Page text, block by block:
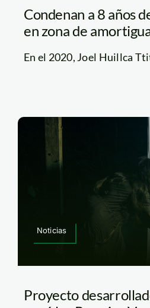
Condenan a 8 años
en zona de
En el 2020, Joel Huillca
Noticias
Proyecto